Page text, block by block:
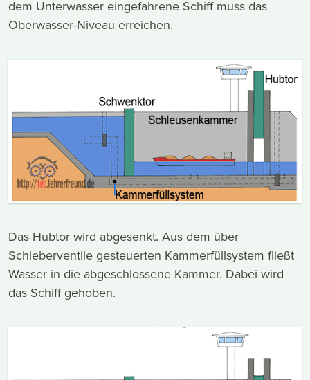
dem Unterwasser eingefahrene Schiff muss das
Oberwasser-Niveau erreichen.
Das Hubtor wird abgesenkt. Aus dem über
Schieberventile gesteuerten Kammerfüllsystem fließt
Wasser in die abgeschlossene Kammer. Dabei wird
das Schiff gehoben.